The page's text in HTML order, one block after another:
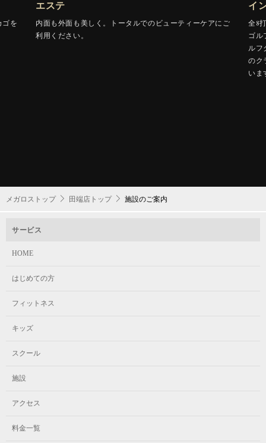
ゴを
エステ
内面も外面も美しく。トータルでのビューティーケアにご
利用ください。
イ
全8
ゴル
ルフ
のク
いま
メガロストップ 田端店トップ 施設のご案内
サービス
HOME
はじめての方
フィットネス
キッズ
スクール
施設
アクセス
料金一覧